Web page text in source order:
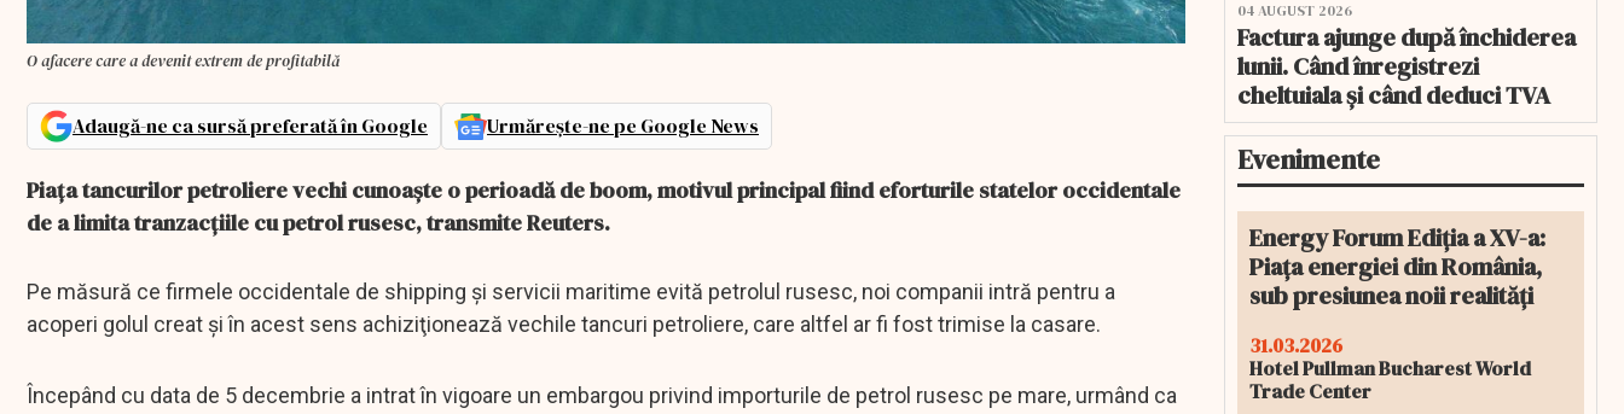
O afacere care a devenit extrem de profitabilă
Adaugă-ne ca sursă preferată în Google Urmărește-ne pe Google News
Piaţa tancurilor petroliere vechi cunoaşte o perioadă de boom, motivul principal fiind eforturile statelor occidentale
de a limita tranzacţiile cu petrol rusesc, transmite Reuters.
Pe măsură ce firmele occidentale de shipping şi servicii maritime evită petrolul rusesc, noi companii intră pentru a
acoperi golul creat şi în acest sens achiziţionează vechile tancuri petroliere, care altfel ar fi fost trimise la casare.
Începând cu data de 5 decembrie a intrat în vigoare un embargou privind importurile de petrol rusesc pe mare, urmând ca
04 AUGUST 2026
Factura ajunge după închiderea
lunii. Când înregistrezi
cheltuiala și când deduci TVA
Evenimente
Energy Forum Ediția a XV-a:
Piața energiei din România,
sub presiunea noii realități
31.03.2026
Hotel Pullman Bucharest World
Trade Center